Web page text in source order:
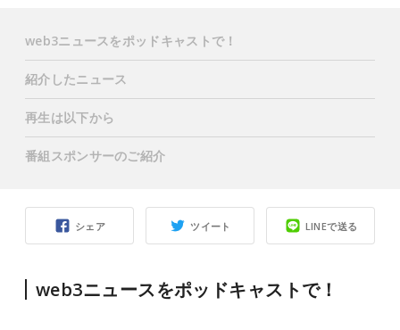
シェア ツイート LINEで送る
web3ニュースをポッドキャストで！
web3ニュースをポッドキャストで！
紹介したニュース
再生は以下から
番組スポンサーのご紹介